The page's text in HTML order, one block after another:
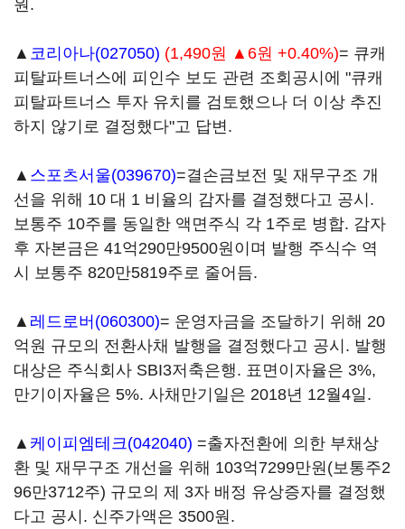
원.
▲ 코리아나(027050) (1,490원 ▲6원 +0.40%)= 큐캐
피탈파트너스에 피인수 보도 관련 조회공시에 "큐캐
피탈파트너스 투자 유치를 검토했으나 더 이상 추진
하지 않기로 결정했다"고 답변.
▲ 스포츠서울(039670)=결손금보전 및 재무구조 개
선을 위해 10 대 1 비율의 감자를 결정했다고 공시.
보통주 10주를 동일한 액면주식 각 1주로 병합. 감자
후 자본금은 41억290만9500원이며 발행 주식수 역
시 보통주 820만5819주로 줄어듬.
▲ 레드로버(060300)= 운영자금을 조달하기 위해 20
억원 규모의 전환사채 발행을 결정했다고 공시. 발행
대상은 주식회사 SBI3저축은행. 표면이자율은 3%,
만기이자율은 5%. 사채만기일은 2018년 12월4일.
▲ 케이피엠테크(042040) =출자전환에 의한 부채상
환 및 재무구조 개선을 위해 103억7299만원(보통주2
96만3712주) 규모의 제 3자 배정 유상증자를 결정했
다고 공시. 신주가액은 3500원.